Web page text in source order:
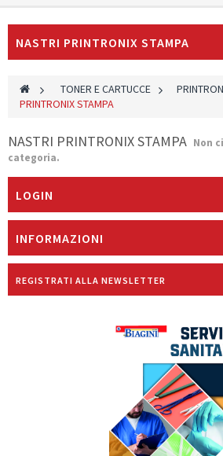
NASTRI PRINTRONIX STAMPA
> TONER E CARTUCCE >
PRINTRONIX STAMPA
NASTRI PRINTRONIX STAMPA Non
categoria.
LOGIN
INFORMAZIONI
REGISTRATI ALLA NEWSLETTER